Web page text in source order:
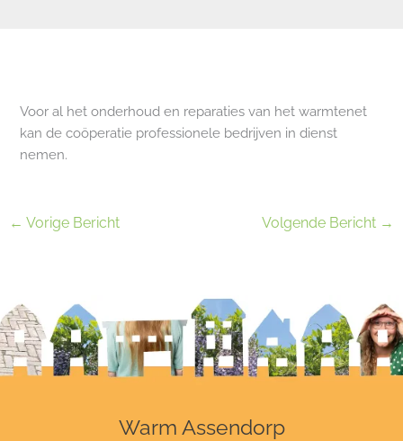
Voor al het onderhoud en reparaties van het warmtenet
kan de coöperatie professionele bedrijven in dienst
nemen.
← Vorige Bericht Volgende Bericht →
Warm Assendorp